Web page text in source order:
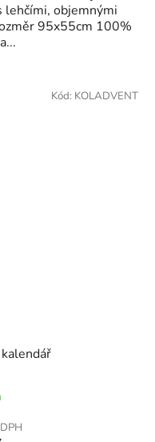
lehčími, objemnými
95x55cm 100%
Kód: KOLADVENT